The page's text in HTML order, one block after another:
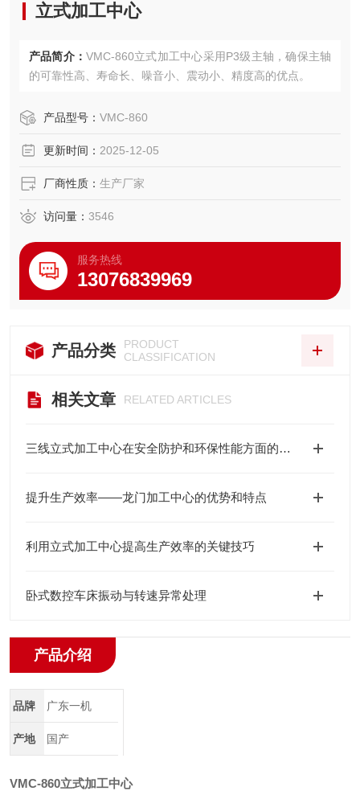
立式加工中心
产品简介： VMC-860立式加工中心采用P3级主轴，确保主轴
的可靠性高、寿命长、噪音小、震动小、精度高的优点。
产品型号： VMC-860
更新时间： 2025-12-05
厂商性质： 生产厂家
访问量： 3546
服务热线
13076839969
产品分类
PRODUCT
CLASSIFICATION
相关文章 RELATED ARTICLES
三线立式加工中心在安全防护和环保性能方面的表现
提升生产效率——龙门加工中心的优势和特点
利用立式加工中心提高生产效率的关键技巧
卧式数控车床振动与转速异常处理
产品介绍
品牌 广东一机
产地 国产
VMC-860立式加工中心